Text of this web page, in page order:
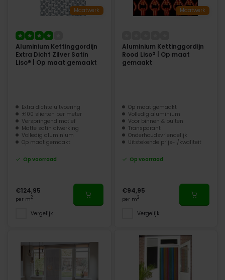
Maatwerk
Aluminium Kettinggordijn
Extra Dicht Zilver Satin
Liso® | Op maat gemaakt
Extra dichte uitvoering
±100 slierten per meter
Verspringend motief
Matte satin afwerking
Volledig aluminium
Op maat gemaakt
Op voorraad
€124,95
per m2
Vergelijk
Maatwerk
Aluminium Kettinggordijn
Rood Liso® | Op maat
gemaakt
Op maat gemaakt
Volledig aluminium
Voor binnen & buiten
Transparant
Onderhoudsvriendelijk
Uitstekende prijs- /kwaliteit
Op voorraad
€94,95
per m2
Vergelijk